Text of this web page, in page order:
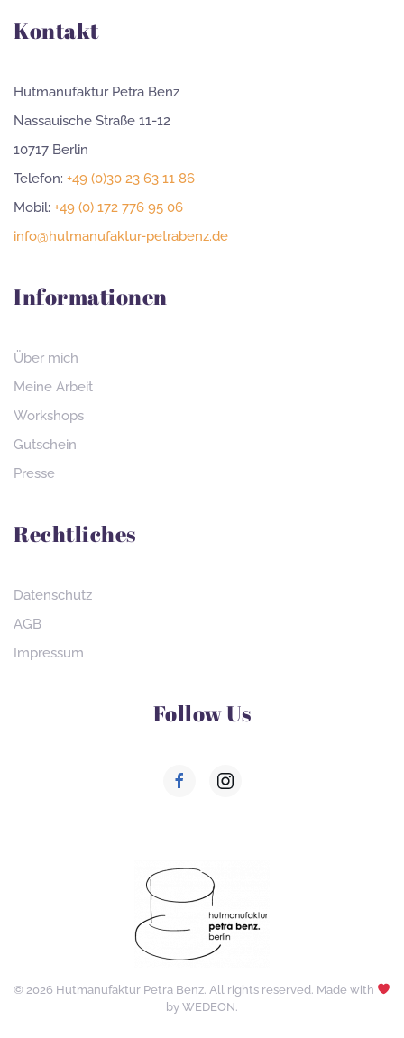
Kontakt
Hutmanufaktur Petra Benz
Nassauische Straße 11-12
10717 Berlin
Telefon: +49 (0)30 23 63 11 86
Mobil: +49 (0) 172 776 95 06
info@hutmanufaktur-petrabenz.de
Informationen
Über mich
Meine Arbeit
Workshops
Gutschein
Presse
Rechtliches
Datenschutz
AGB
Impressum
Follow Us
©2026 Hutmanufaktur Petra Benz. All rights reserved. Made with
by WEDEON.